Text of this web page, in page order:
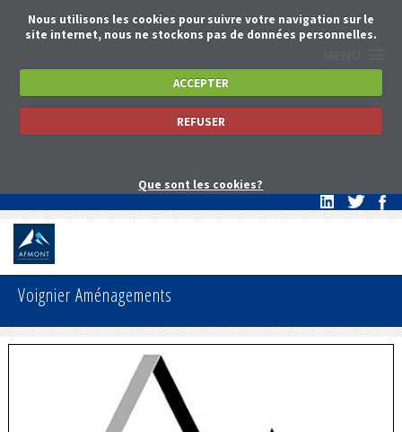
Nous utilisons les cookies pour suivre votre navigation sur le
site internet, nous ne stockons pas de données personnelles.
ACCEPTER
REFUSER
Que sont les cookies?
Voignier Aménagements